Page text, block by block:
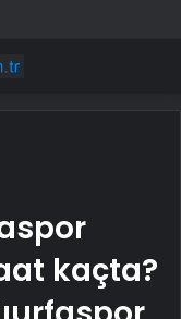
kaçta?